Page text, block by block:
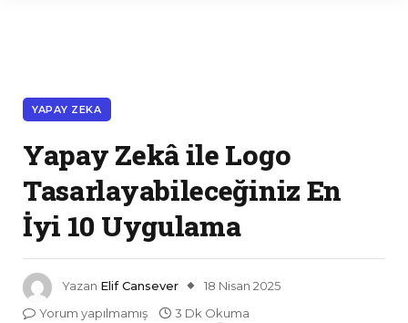
YAPAY ZEKA
Yapay Zekâ ile Logo
Tasarlayabileceğiniz En
İyi 10 Uygulama
Yazan Elif Cansever
18 Nisan 2025
Yorum yapılmamış
3 Dk Okuma